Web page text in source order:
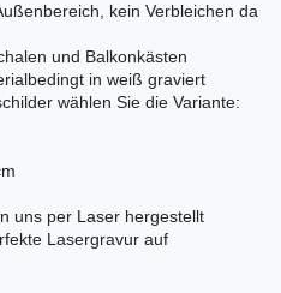
kein Verbleichen da
und Balkonkästen
in weiß graviert
wählen Sie die Variante:
uns per Laser hergestellt
Lasergravur auf